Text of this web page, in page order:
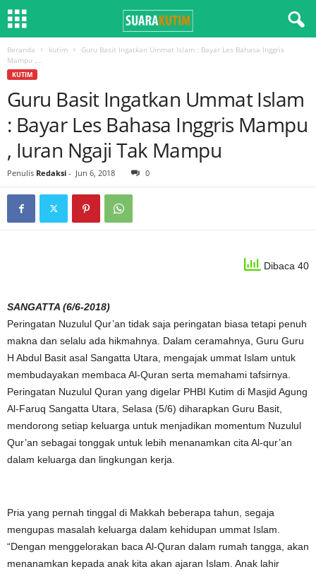
Beranda kutim
Guru Basit Ingatkan Ummat Islam : Bayar Les Bahasa Inggris
Mampu ,...
KUTIM
Guru Basit Ingatkan Ummat Islam
: Bayar Les Bahasa Inggris Mampu
, Iuran Ngaji Tak Mampu
Penulis Redaksi - Jun 6, 2018 0
Dibaca 40
SANGATTA (6/6-2018)
Peringatan Nuzulul Qur’an tidak saja peringatan biasa tetapi penuh
makna dan selalu ada hikmahnya. Dalam ceramahnya, Guru Guru
H Abdul Basit asal Sangatta Utara, mengajak ummat Islam untuk
membudayakan membaca Al-Quran serta memahami tafsirnya.
Peringatan Nuzulul Quran yang digelar PHBI Kutim di Masjid Agung
Al-Faruq Sangatta Utara, Selasa (5/6) diharapkan Guru Basit,
mendorong setiap keluarga untuk menjadikan momentum Nuzulul
Qur’an sebagai tonggak untuk lebih menanamkan cita Al-qur’an
dalam keluarga dan lingkungan kerja.
Pria yang pernah tinggal di Makkah beberapa tahun, segaja
mengupas masalah keluarga dalam kehidupan ummat Islam.
“Dengan menggelorakan baca Al-Quran dalam rumah tangga, akan
menanamkan kepada anak kita akan ajaran Islam. Anak lahir